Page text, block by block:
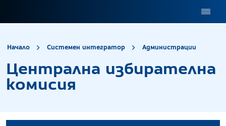
Начало Системен интегратор Администрации
Централна избирателна
комисия